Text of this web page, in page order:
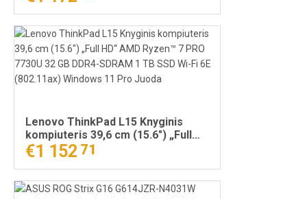
16 GB DDR5-SDRAM 512 GB SSD
NVIDIA GeForce RTX 4050 Wi-Fi 6
(802.11ax) Windows 11 Home
Juoda
Lenovo ThinkPad L15 Knyginis
kompiuteris 39,6 cm (15.6") „Full
HD“ AMD Ryzen™ 7 PRO 7730U 32
GB DDR4-SDRAM 1 TB SSD Wi-Fi 6E
(802.11ax) Windows 11 Pro Juoda
€1 152 71